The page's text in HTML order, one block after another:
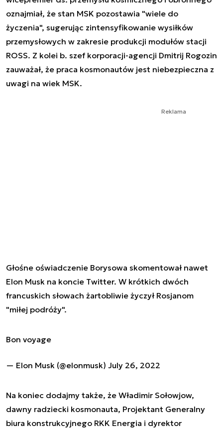
oznajmiał, że stan MSK pozostawia "wiele do
życzenia", sugerując zintensyfikowanie wysiłków
przemysłowych w zakresie produkcji modułów stacji
ROSS. Z kolei b. szef korporacji-agencji Dmitrij Rogozin
zauważał, że praca kosmonautów jest niebezpieczna z
uwagi na wiek MSK.
Reklama
Głośne oświadczenie Borysowa skomentował nawet
Elon Musk na koncie Twitter. W krótkich dwóch
francuskich słowach żartobliwie życzył Rosjanom
"miłej podróży".
Bon voyage
— Elon Musk (@elonmusk) July 26, 2022
Na koniec dodajmy także, że Władimir Sołowjow,
dawny radziecki kosmonauta, Projektant Generalny
biura konstrukcyjnego RKK Energia i dyrektor